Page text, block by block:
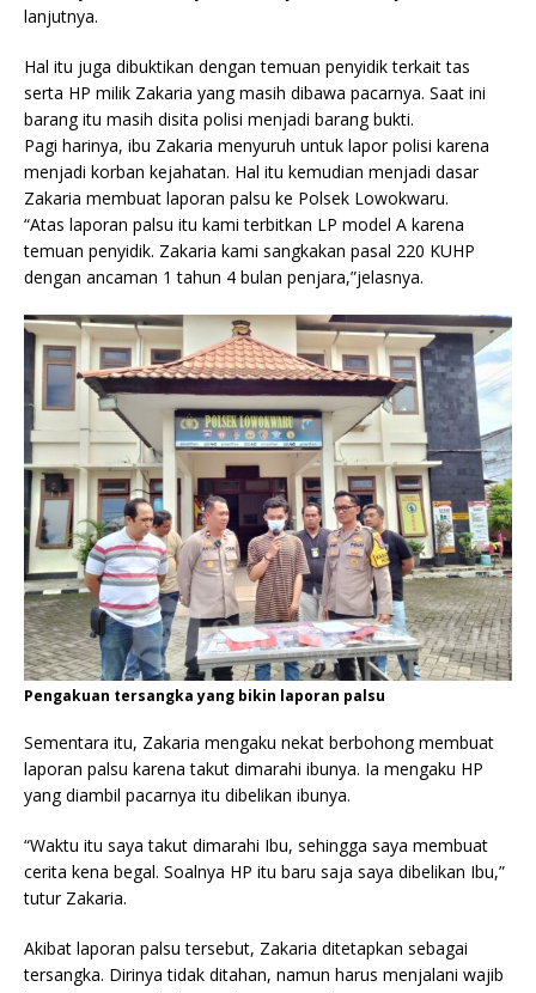
lanjutnya.
Hal itu juga dibuktikan dengan temuan penyidik terkait tas
serta HP milik Zakaria yang masih dibawa pacarnya. Saat ini
barang itu masih disita polisi menjadi barang bukti.
Pagi harinya, ibu Zakaria menyuruh untuk lapor polisi karena
menjadi korban kejahatan. Hal itu kemudian menjadi dasar
Zakaria membuat laporan palsu ke Polsek Lowokwaru.
“Atas laporan palsu itu kami terbitkan LP model A karena
temuan penyidik. Zakaria kami sangkakan pasal 220 KUHP
dengan ancaman 1 tahun 4 bulan penjara,”jelasnya.
Pengakuan tersangka yang bikin laporan palsu
Sementara itu, Zakaria mengaku nekat berbohong membuat
laporan palsu karena takut dimarahi ibunya. Ia mengaku HP
yang diambil pacarnya itu dibelikan ibunya.
“Waktu itu saya takut dimarahi Ibu, sehingga saya membuat
cerita kena begal. Soalnya HP itu baru saja saya dibelikan Ibu,”
tutur Zakaria.
Akibat laporan palsu tersebut, Zakaria ditetapkan sebagai
tersangka. Dirinya tidak ditahan, namun harus menjalani wajib